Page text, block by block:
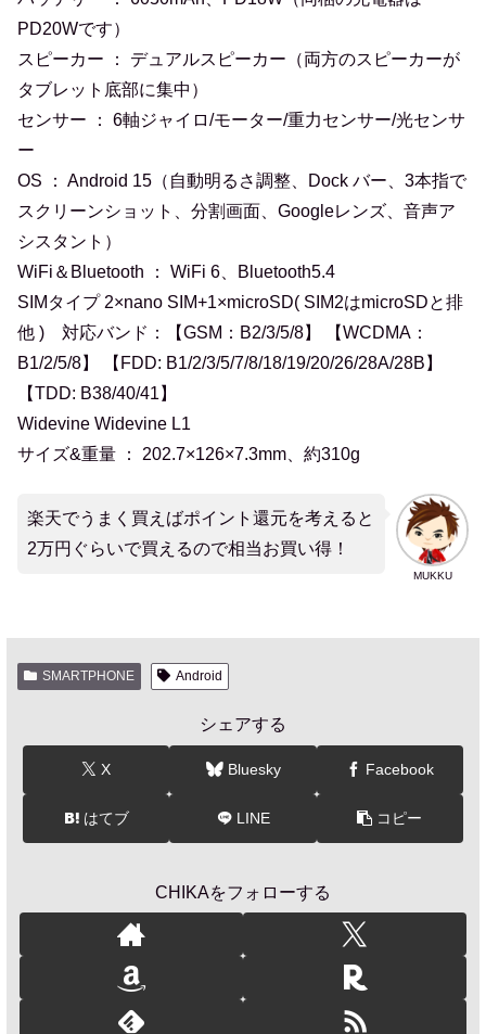
PD20Wです）
スピーカー ： デュアルスピーカー（両方のスピーカーが
タブレット底部に集中）
センサー ： 6軸ジャイロ/モーター/重力センサー/光センサ
ー
OS ： Android 15（自動明るさ調整、Dock バー、3本指で
スクリーンショット、分割画面、Googleレンズ、音声ア
シスタント）
WiFi＆Bluetooth ： WiFi 6、Bluetooth5.4
SIMタイプ 2×nano SIM+1×microSD( SIM2はmicroSDと排
他 ) 対応バンド：【GSM：B2/3/5/8】 【WCDMA：
B1/2/5/8】 【FDD: B1/2/3/5/7/8/18/19/20/26/28A/28B】
【TDD: B38/40/41】
Widevine Widevine L1
サイズ&重量 ： 202.7×126×7.3mm、約310g
MUKKU
楽天でうまく買えばポイント還元を考えると
2万円ぐらいで買えるので相当お買い得！
SMARTPHONE Android
シェアする
X Bluesky Facebook
はてブ LINE コピー
CHIKAをフォローする